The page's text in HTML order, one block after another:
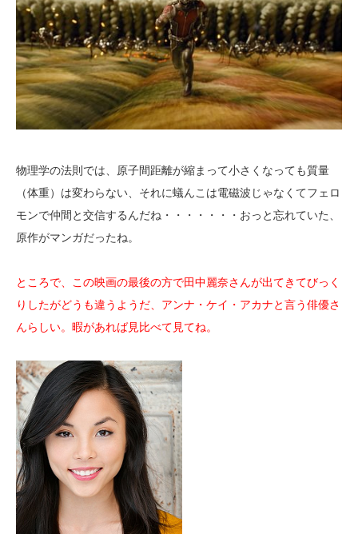
物理学の法則では、原子間距離が縮まって小さくなっても質量
（体重）は変わらない、それに蟻んこは電磁波じゃなくてフェロ
モンで仲間と交信するんだね・・・・・・・おっと忘れていた、
原作がマンガだったね。
ところで、この映画の最後の方で田中麗奈さんが出てきてびっく
りしたがどうも違うようだ、アンナ・ケイ・アカナと言う俳優さ
んらしい。暇があれば見比べて見てね。